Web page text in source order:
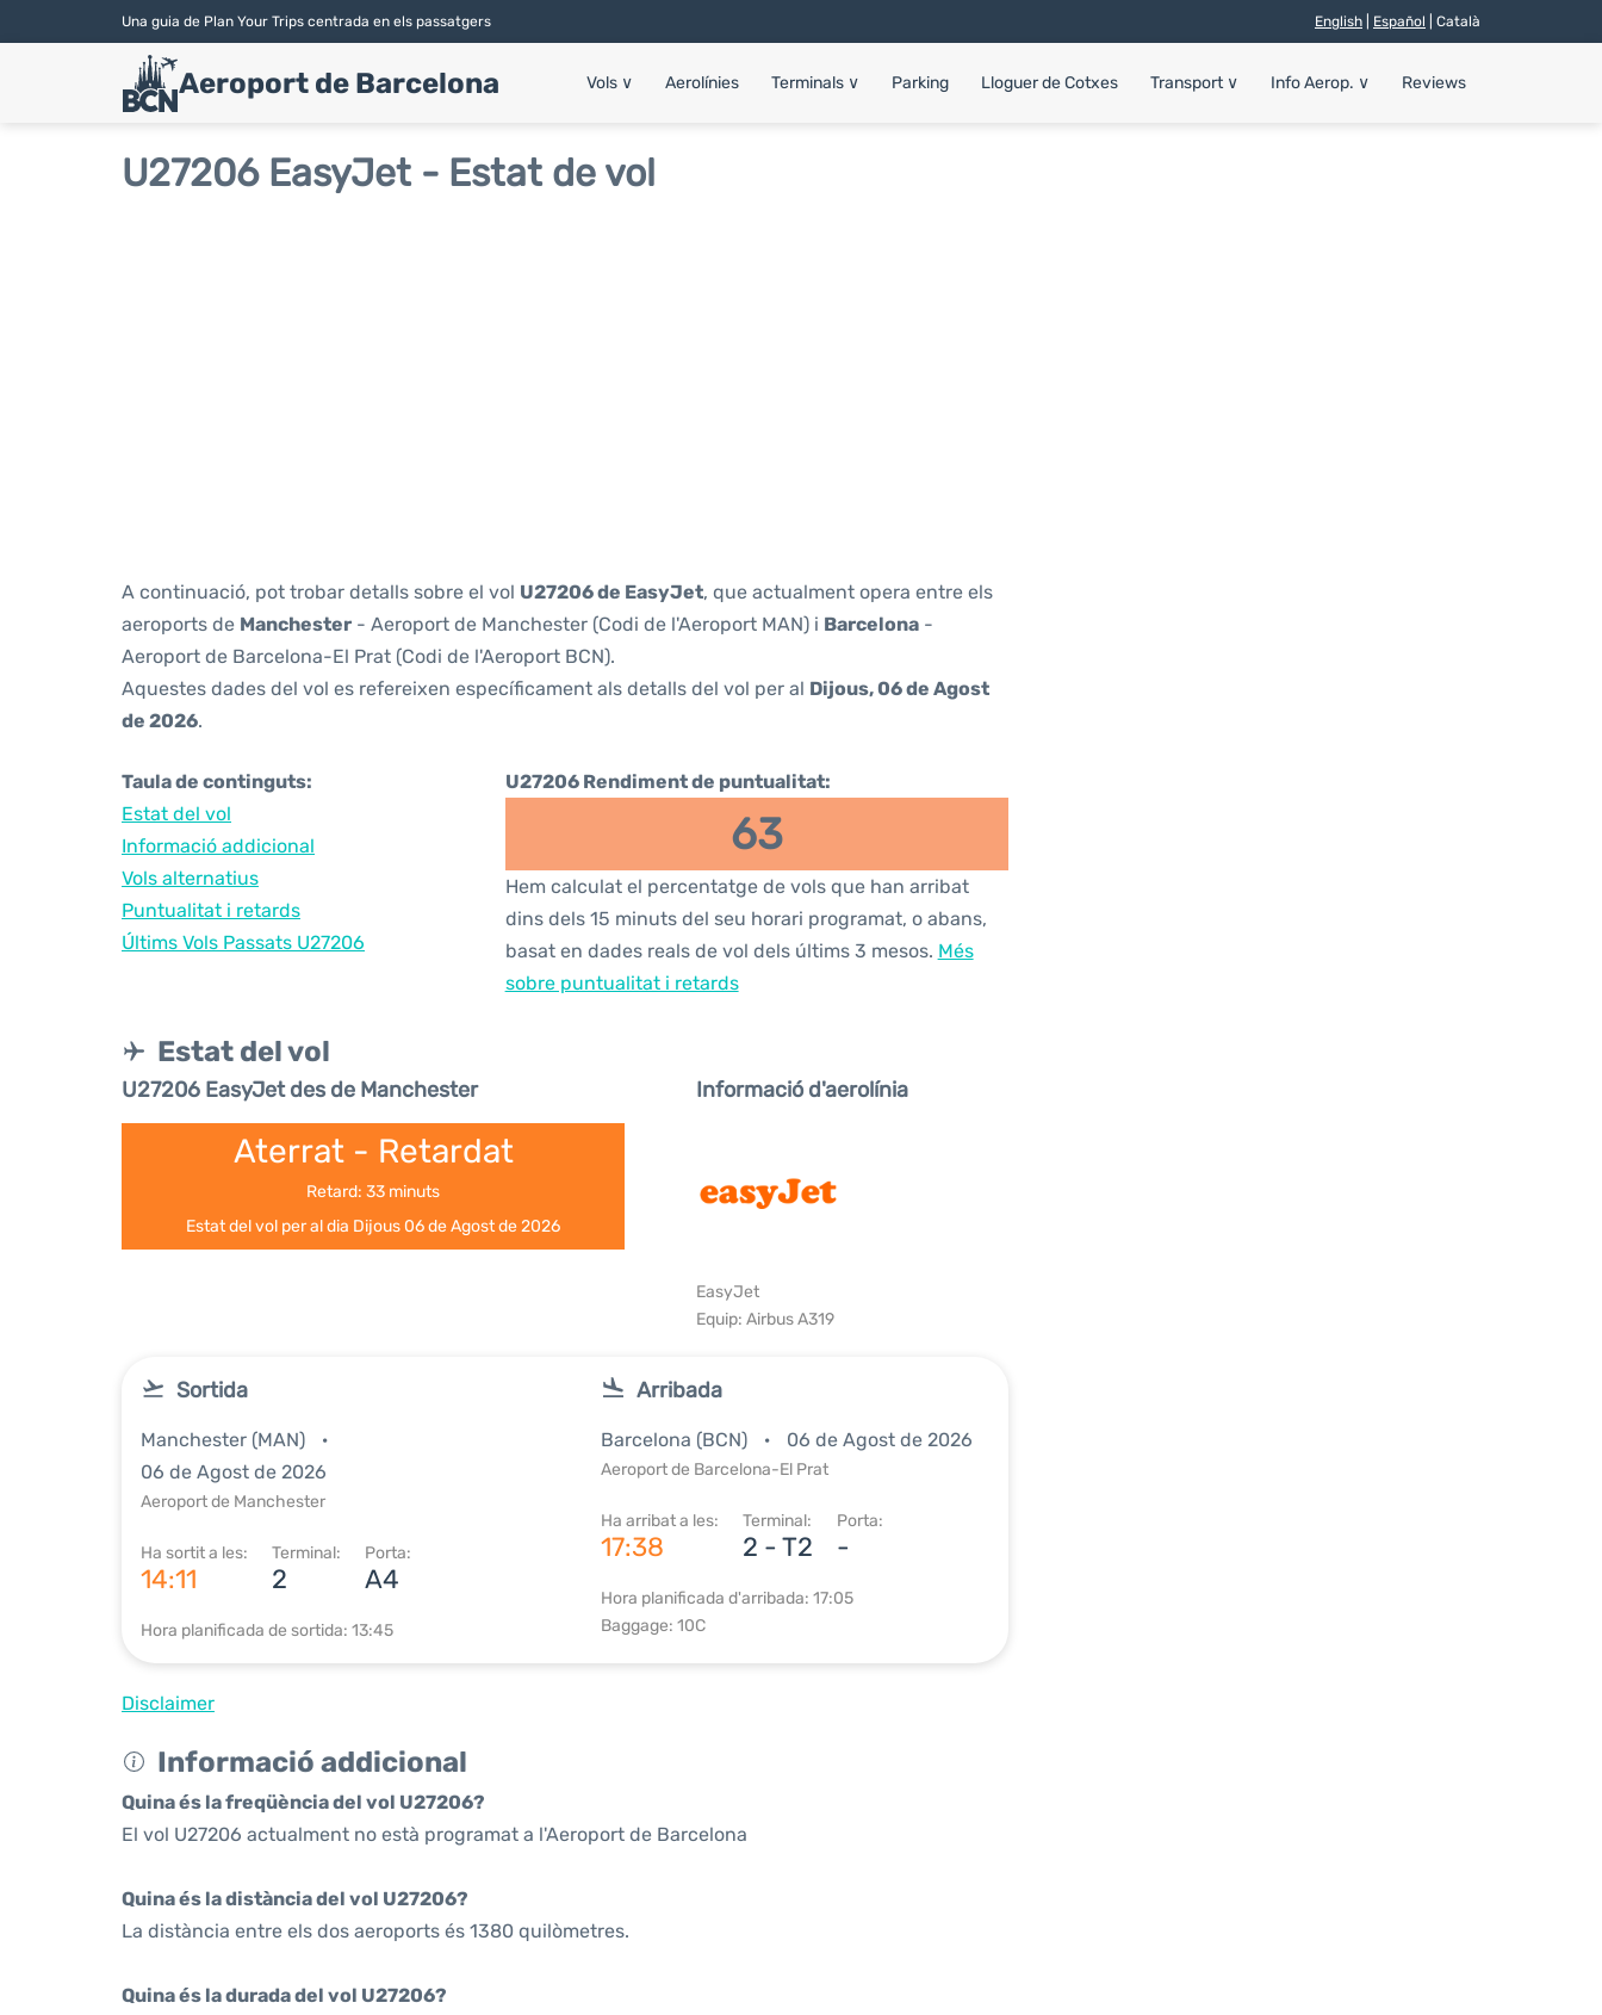
Una guia de Plan Your Trips centrada en els passatgers English Español | Català
Aeroport de Barcelona Vols ∨ Aerolínies Terminals ∨ Parking Lloguer de Cotxes Transport ∨ Info Aerop. ∨ Reviews
U27206 EasyJet - Estat de vol
A continuació, pot trobar detalls sobre el vol U27206 de EasyJet, que actualment opera entre els
aeroports de Manchester - Aeroport de Manchester (Codi de l'Aeroport MAN) i Barcelona -
Aeroport de Barcelona-El Prat (Codi de l'Aeroport BCN).
Aquestes dades del vol es refereixen específicament als detalls del vol per al Dijous, 06 de Agost
de 2026.
Taula de continguts:
Estat del vol
Informació addicional
Vols alternatius
Puntualitat i retards
Últims Vols Passats U27206
U27206 Rendiment de puntualitat:
63
Hem calculat el percentatge de vols que han arribat
dins dels 15 minuts del seu horari programat, o abans,
basat en dades reals de vol dels últims 3 mesos. Més
sobre puntualitat i retards
Estat del vol
U27206 EasyJet des de Manchester
Aterrat - Retardat
Retard: 33 minuts
Estat del vol per al dia Dijous 06 de Agost de 2026
Informació d'aerolínia
EasyJet
Equip: Airbus A319
Sortida
Manchester (MAN)
06 de Agost de 2026
Aeroport de Manchester
Ha sortit a les:
14:11
Terminal:
2
Porta:
A4
Hora planificada de sortida: 13:45
Arribada
Barcelona (BCN) 06 de Agost de 2026
Aeroport de Barcelona-El Prat
Ha arribat a les:
17:38
Terminal:
2 - T2
Porta:
-
Hora planificada d'arribada: 17:05
Baggage: 10C
Disclaimer
Informació addicional
Quina és la freqüència del vol U27206?
El vol U27206 actualment no està programat a l'Aeroport de Barcelona
Quina és la distància del vol U27206?
La distància entre els dos aeroports és 1380 quilòmetres.
Quina és la durada del vol U27206?